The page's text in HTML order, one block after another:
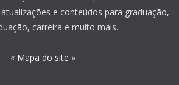
e conteúdos para graduação,
carreira e muito mais.
« Mapa do site »